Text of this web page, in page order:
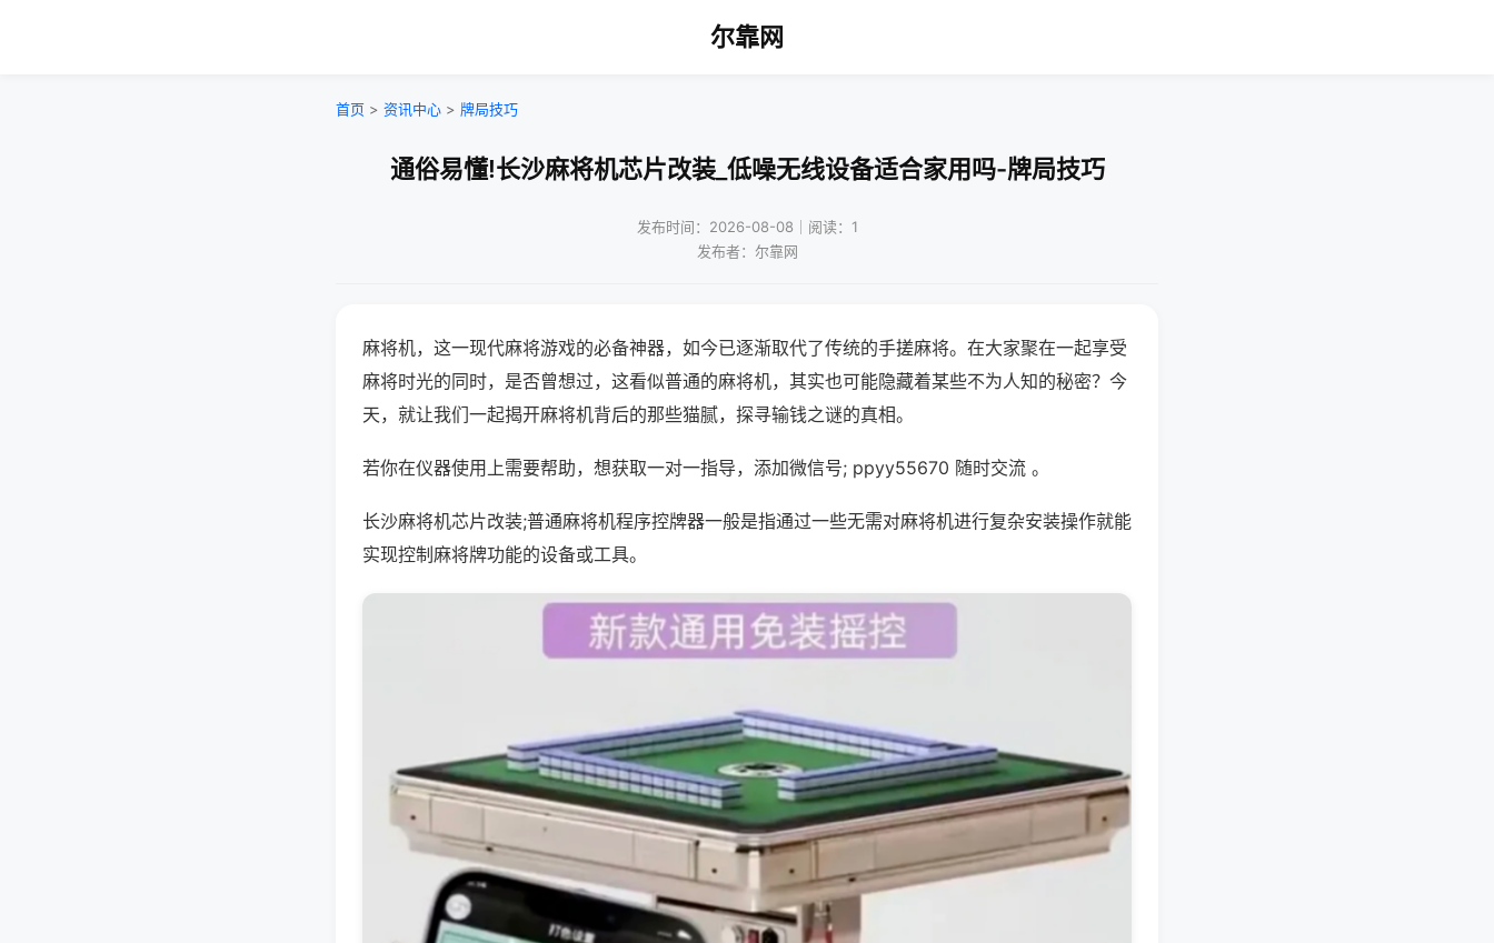
尔靠网
首页 > 资讯中心 > 牌局技巧
通俗易懂!长沙麻将机芯片改装_低噪无线设备适合家用吗-牌局技巧
发布时间：2026-08-08｜阅读：1
发布者：尔靠网
麻将机，这一现代麻将游戏的必备神器，如今已逐渐取代了传统的手搓麻将。在大家聚在一起享受
麻将时光的同时，是否曾想过，这看似普通的麻将机，其实也可能隐藏着某些不为人知的秘密？今
天，就让我们一起揭开麻将机背后的那些猫腻，探寻输钱之谜的真相。
若你在仪器使用上需要帮助，想获取一对一指导，添加微信号; ppyy55670 随时交流 。
长沙麻将机芯片改装;普通麻将机程序控牌器一般是指通过一些无需对麻将机进行复杂安装操作就能
实现控制麻将牌功能的设备或工具。